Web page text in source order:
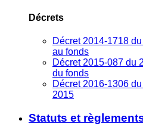
Décrets
Décret 2014-1718
au fonds
Décret 2015-087 du
du fonds
Décret 2016-1306
2015
Statuts et